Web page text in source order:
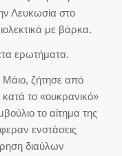
Λευκωσία στο
με βάρκα.
ερωτήματα.
ζήτησε από
το «ουκρανικό»
το αίτημα της
ενστάσεις
διαύλων